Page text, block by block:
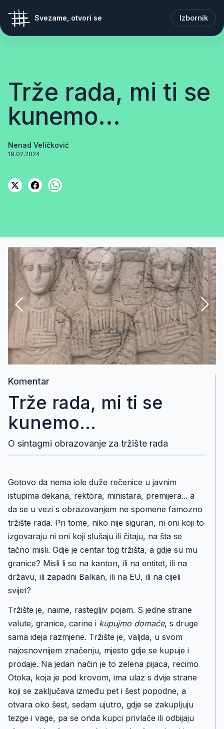
Svezame, otvori se Izbornik
Trže rada, mi ti se
kunemo...
Nenad Veličković
19.02.2024
Komentar
Trže rada, mi ti se
kunemo...
O sintagmi obrazovanje za tržište rada
Gotovo da nema iole duže rečenice u javnim
istupima dekana, rektora, ministara, premijera... a
da se u vezi s obrazovanjem ne spomene famozno
tržište rada. Pri tome, niko nije siguran, ni oni koji to
izgovaraju ni oni koji slušaju ili čitaju, na šta se
tačno misli. Gdje je centar tog tržišta, a gdje su mu
granice? Misli li se na kanton, ili na entitet, ili na
državu, ili zapadni Balkan, ili na EU, ili na cijeli
svijet?
Tržište je, naime, rastegljiv pojam. S jedne strane
valute, granice, carine i kupujmo domaće, s druge
sama ideja razmjene. Tržište je, valjda, u svom
najosnovnijem značenju, mjesto gdje se kupuje i
prodaje. Na jedan način je to zelena pijaca, recimo
Otoka, koja je pod krovom, ima ulaz s dvije strane
koji se zaključava između pet i šest popodne, a
otvara oko šest, sedam ujutro, gdje se zakupljuju
tezge i vage, pa se onda kupci privlače ili odbijaju